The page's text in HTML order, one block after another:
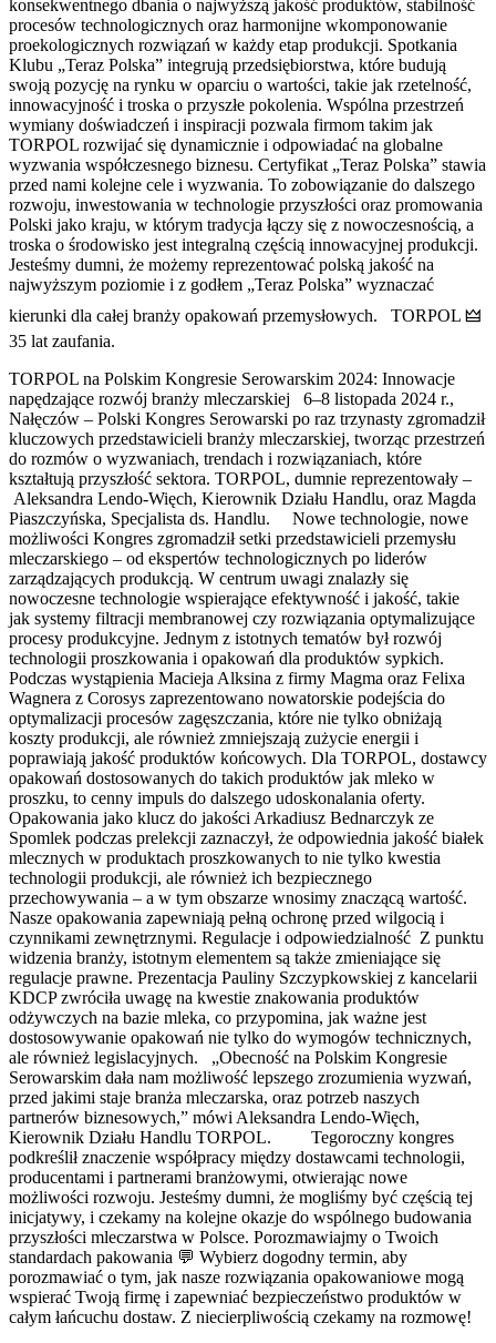
konsekwentnego dbania o najwyższą jakość produktów, stabilność
procesów technologicznych oraz harmonijne wkomponowanie
proekologicznych rozwiązań w każdy etap produkcji. Spotkania
Klubu „Teraz Polska” integrują przedsiębiorstwa, które budują
swoją pozycję na rynku w oparciu o wartości, takie jak rzetelność,
innowacyjność i troska o przyszłe pokolenia. Wspólna przestrzeń
wymiany doświadczeń i inspiracji pozwala firmom takim jak
TORPOL rozwijać się dynamicznie i odpowiadać na globalne
wyzwania współczesnego biznesu. Certyfikat „Teraz Polska” stawia
przed nami kolejne cele i wyzwania. To zobowiązanie do dalszego
rozwoju, inwestowania w technologie przyszłości oraz promowania
Polski jako kraju, w którym tradycja łączy się z nowoczesnością, a
troska o środowisko jest integralną częścią innowacyjnej produkcji.
Jesteśmy dumni, że możemy reprezentować polską jakość na
najwyższym poziomie i z godłem „Teraz Polska” wyznaczać
kierunki dla całej branży opakowań przemysłowych. TORPOL 🜲
35 lat zaufania.
TORPOL na Polskim Kongresie Serowarskim 2024: Innowacje
napędzające rozwój branży mleczarskiej 6–8 listopada 2024 r.,
Nałęczów – Polski Kongres Serowarski po raz trzynasty zgromadził
kluczowych przedstawicieli branży mleczarskiej, tworząc przestrzeń
do rozmów o wyzwaniach, trendach i rozwiązaniach, które
kształtują przyszłość sektora. TORPOL, dumnie reprezentowały –
Aleksandra Lendo-Więch, Kierownik Działu Handlu, oraz Magda
Piaszczyńska, Specjalista ds. Handlu. Nowe technologie, nowe
możliwości Kongres zgromadził setki przedstawicieli przemysłu
mleczarskiego – od ekspertów technologicznych po liderów
zarządzających produkcją. W centrum uwagi znalazły się
nowoczesne technologie wspierające efektywność i jakość, takie
jak systemy filtracji membranowej czy rozwiązania optymalizujące
procesy produkcyjne. Jednym z istotnych tematów był rozwój
technologii proszkowania i opakowań dla produktów sypkich.
Podczas wystąpienia Macieja Alksina z firmy Magma oraz Felixa
Wagnera z Corosys zaprezentowano nowatorskie podejścia do
optymalizacji procesów zagęszczania, które nie tylko obniżają
koszty produkcji, ale również zmniejszają zużycie energii i
poprawiają jakość produktów końcowych. Dla TORPOL, dostawcy
opakowań dostosowanych do takich produktów jak mleko w
proszku, to cenny impuls do dalszego udoskonalania oferty.
Opakowania jako klucz do jakości Arkadiusz Bednarczyk ze
Spomlek podczas prelekcji zaznaczył, że odpowiednia jakość białek
mlecznych w produktach proszkowanych to nie tylko kwestia
technologii produkcji, ale również ich bezpiecznego
przechowywania – a w tym obszarze wnosimy znaczącą wartość.
Nasze opakowania zapewniają pełną ochronę przed wilgocią i
czynnikami zewnętrznymi. Regulacje i odpowiedzialność Z punktu
widzenia branży, istotnym elementem są także zmieniające się
regulacje prawne. Prezentacja Pauliny Szczypkowskiej z kancelarii
KDCP zwróciła uwagę na kwestie znakowania produktów
odżywczych na bazie mleka, co przypomina, jak ważne jest
dostosowywanie opakowań nie tylko do wymogów technicznych,
ale również legislacyjnych. „Obecność na Polskim Kongresie
Serowarskim dała nam możliwość lepszego zrozumienia wyzwań,
przed jakimi staje branża mleczarska, oraz potrzeb naszych
partnerów biznesowych,” mówi Aleksandra Lendo-Więch,
Kierownik Działu Handlu TORPOL. Tegoroczny kongres
podkreślił znaczenie współpracy między dostawcami technologii,
producentami i partnerami branżowymi, otwierając nowe
możliwości rozwoju. Jesteśmy dumni, że mogliśmy być częścią tej
inicjatywy, i czekamy na kolejne okazje do wspólnego budowania
przyszłości mleczarstwa w Polsce. Porozmawiajmy o Twoich
standardach pakowania 💬​ Wybierz dogodny termin, aby
porozmawiać o tym, jak nasze rozwiązania opakowaniowe mogą
wspierać Twoją firmę i zapewniać bezpieczeństwo produktów w
całym łańcuchu dostaw. Z niecierpliwością czekamy na rozmowę!